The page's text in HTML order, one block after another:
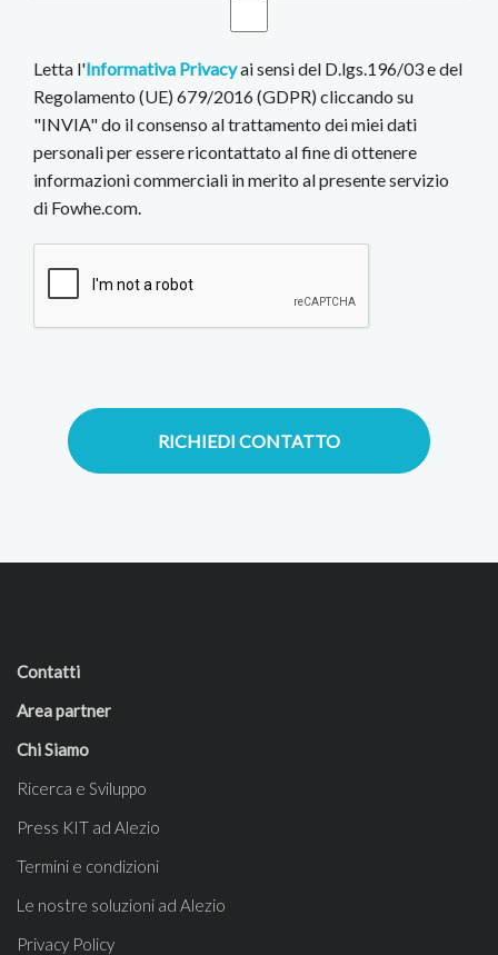
Letta l'Informativa Privacyai sensi del D.lgs.196/03 e del
Regolamento (UE) 679/2016 (GDPR) cliccando su
"INVIA" do il consenso al trattamento dei miei dati
personali per essere ricontattato al fine di ottenere
informazioni commerciali in merito al presente servizio
di Fowhe.com.
RICHIEDI CONTATTO
Contatti
Area partner
Chi Siamo
Ricerca e Sviluppo
Press KIT ad Alezio
Termini e condizioni
Le nostre soluzioni ad Alezio
Privacy Policy